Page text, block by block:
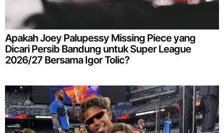
Apakah Joey Palupessy Missing Piece yang
Dicari Persib Bandung untuk Super League
2026/27 Bersama Igor Tolic?